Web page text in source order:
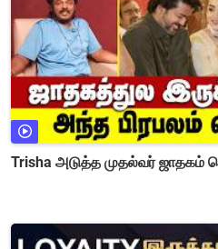
Trisha அடுத்த முதல்வர்